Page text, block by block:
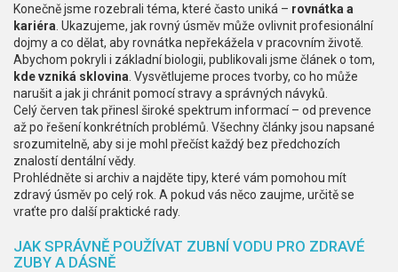
Konečně jsme rozebrali téma, které často uniká – rovnátka a
kariéra . Ukazujeme, jak rovný úsměv může ovlivnit profesionální
dojmy a co dělat, aby rovnátka nepřekážela v pracovním životě.
Abychom pokryli i základní biologii, publikovali jsme článek o tom,
kde vzniká sklovina . Vysvětlujeme proces tvorby, co ho může
narušit a jak ji chránit pomocí stravy a správných návyků.
Celý červen tak přinesl široké spektrum informací – od prevence
až po řešení konkrétních problémů. Všechny články jsou napsané
srozumitelně, aby si je mohl přečíst každý bez předchozích
znalostí dentální vědy.
Prohlédněte si archiv a najděte tipy, které vám pomohou mít
zdravý úsměv po celý rok. A pokud vás něco zaujme, určitě se
vraťte pro další praktické rady.
JAK SPRÁVNĚ POUŽÍVAT ZUBNÍ VODU PRO ZDRAVÉ
ZUBY A DÁSNĚ